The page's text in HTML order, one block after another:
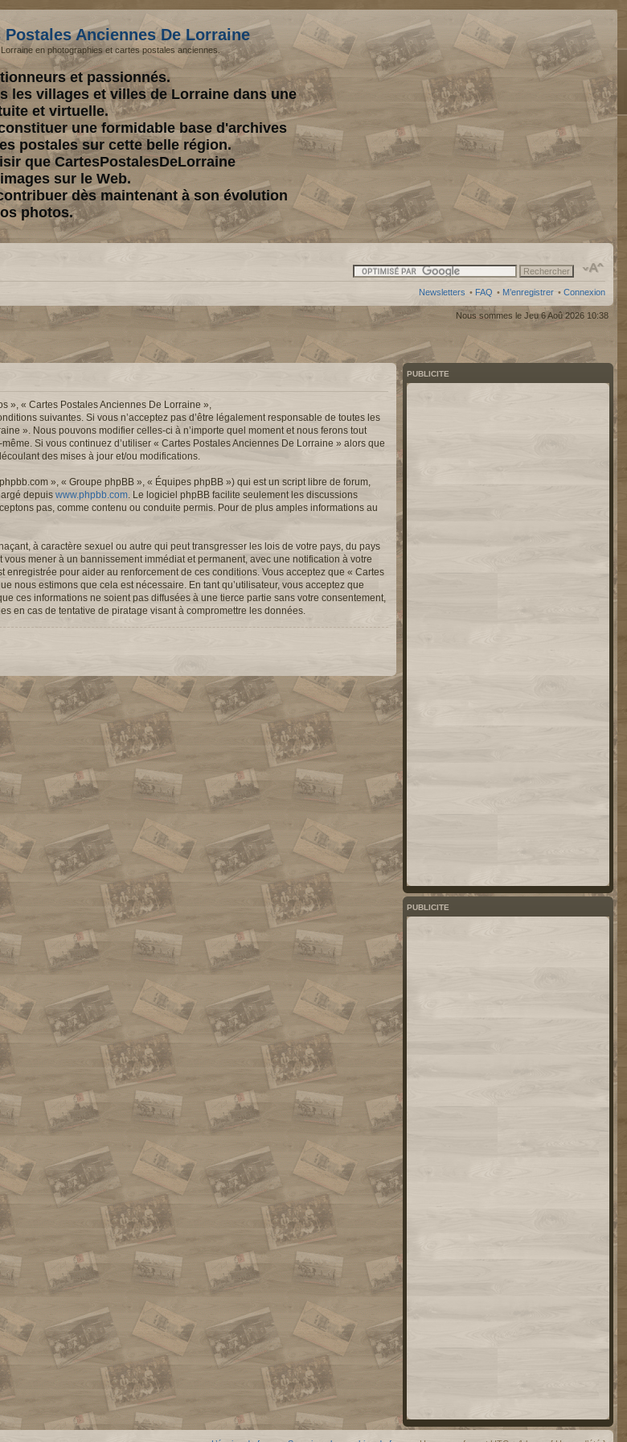
Postales Anciennes De Lorraine
en photographies et cartes postales anciennes.
et passionnés.
les villages et villes de Lorraine dans une
et virtuelle.
une formidable base d'archives
postales sur cette belle région.
que CartesPostalesDeLorraine
sur le Web.
dès maintenant à son évolution
photos.
Newsletters • FAQ • M’enregistrer • Connexion
Nous sommes le Jeu 6 Aoû 2026 10:38
», « Cartes Postales Anciennes De Lorraine »,
suivantes. Si vous n’acceptez pas d’être légalement responsable de toutes les
». Nous pouvons modifier celles-ci à n’importe quel moment et nous ferons tout
Si vous continuez d’utiliser « Cartes Postales Anciennes De Lorraine » alors que
des mises à jour et/ou modifications.
», « Groupe phpBB », « Équipes phpBB ») qui est un script libre de forum,
depuis www.phpbb.com . Le logiciel phpBB facilite seulement les discussions
pas, comme contenu ou conduite permis. Pour de plus amples informations au
à caractère sexuel ou autre qui peut transgresser les lois de votre pays, du pays
mener à un bannissement immédiat et permanent, avec une notification à votre
pour aider au renforcement de ces conditions. Vous acceptez que « Cartes
nous estimons que cela est nécessaire. En tant qu’utilisateur, vous acceptez que
ces informations ne soient pas diffusées à une tierce partie sans votre consentement,
en cas de tentative de piratage visant à compromettre les données.
PUBLICITE
PUBLICITE